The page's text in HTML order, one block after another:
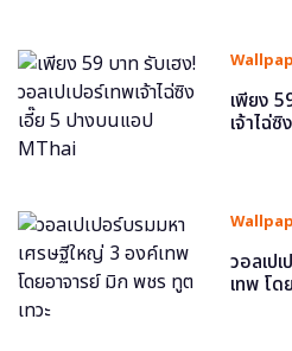
เพียง
เจ้าไฉ่
วอลเป
เทพ โด